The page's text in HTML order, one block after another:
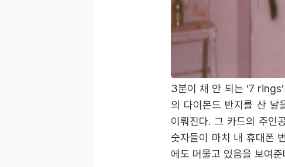
>란 타이틀로 이미 전체
글 1위를 안긴 동명의
어 캐리가 떠오를 만큼 탄
3분이 채 안 되는 ‘7
의 다이몬드 반지를 산 날
이뤄진다. 그 카드의 주인
숫자들이 마치 내 휴대폰
에도 머물고 있음을 보여준